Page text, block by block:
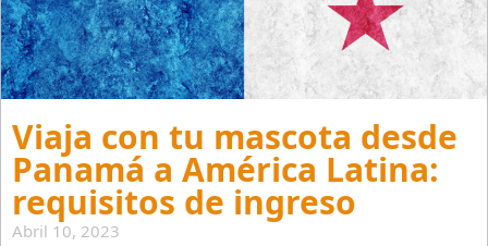
Viaja con tu mascota desde
Panamá a América Latina:
requisitos de ingreso
Abril 10, 2023